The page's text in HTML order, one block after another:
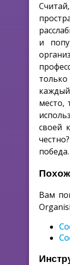
и
место,
своей
победа.
Вам